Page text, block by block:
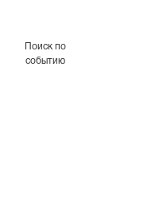
Поиск по
событию